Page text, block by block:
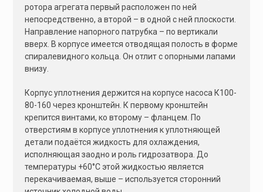
ротора агрегата первый расположен по ней
непосредственно, а второй – в одной с ней плоскости.
Направление напорного патрубка – по вертикали
вверх. В корпусе имеется отводящая полость в форме
спиралевидного кольца. Он отлит с опорными лапами
внизу.
Корпус уплотнения держится на корпусе насоса К100-
80-160 через кронштейн. К первому кронштейн
крепится винтами, ко второму – фланцем. По
отверстиям в корпусе уплотнения к уплотняющей
детали подаётся жидкость для охлаждения,
исполняющая заодно и роль гидрозатвора. До
температуры +60°С этой жидкостью является
перекачиваемая, выше – используется сторонний